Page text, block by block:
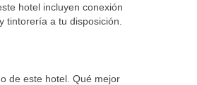
hotel incluyen conexión
tintorería a tu disposición.
de este hotel. Qué mejor